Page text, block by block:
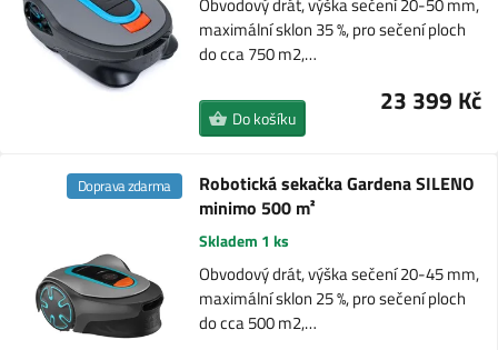
maximální sklon 35 %, pro sečení ploch
do cca 750 m2,…
23 399 Kč
Do košíku
Robotická sekačka Gardena SILENO
minimo 500 m²
Doprava zdarma
Skladem 1 ks
Obvodový drát, výška sečení 20-45 mm,
maximální sklon 25 %, pro sečení ploch
do cca 500 m2,…